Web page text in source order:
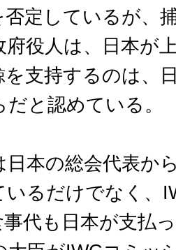
定しているが、
府役人は、日本が
を支持するのは、
と認めている。
本の総会代表か
いるだけでなく、
代も日本が支払